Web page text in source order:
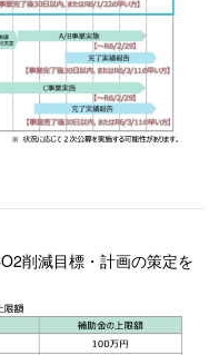
削減目標・計画の策定を